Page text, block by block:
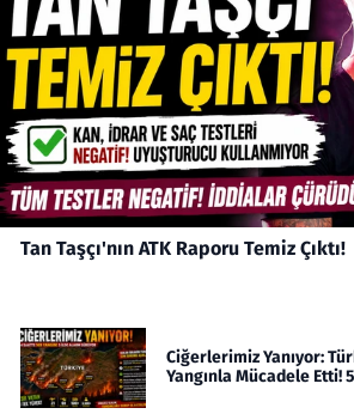
Tan Taşçı'nın ATK Raporu Temiz Çıktı!
Ciğerlerimiz Yanıyor:
Yangınla Mücadele Etti!